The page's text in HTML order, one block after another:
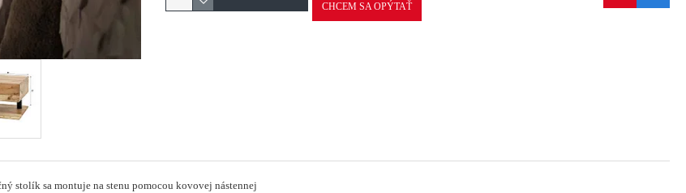
CHCEM SA OPÝTAŤ
stolík sa montuje na stenu pomocou kovovej nástennej